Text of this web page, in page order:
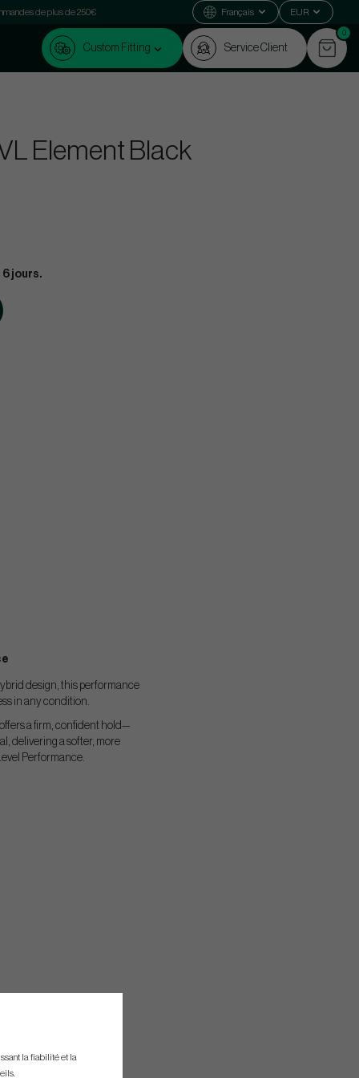
de plus de 250€ Français EUR
Custom Fitting Service Client
0
Element Black
6 jours.
design, this performance
in any condition.
a firm, confident hold—
delivering a softer, more
Performance.
la fiabilité et la